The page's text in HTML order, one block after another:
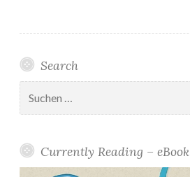
Search
nach:
Currently Reading – eBook